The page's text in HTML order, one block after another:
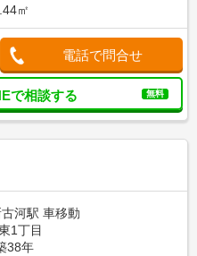
㎡
電話で問合せ
で相談する 無料
河駅 車移動
1丁目
38年